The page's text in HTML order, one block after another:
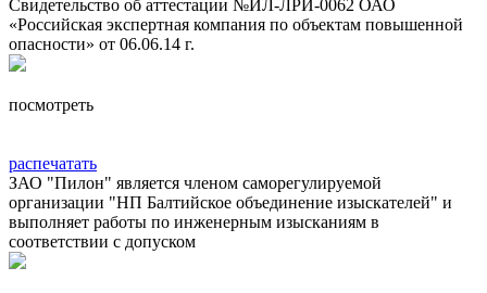
Свидетельство об аттестации №ИЛ-ЛРИ-0062 ОАО
«Российская экспертная компания по объектам повышенной
опасности» от 06.06.14 г.
посмотреть
распечатать
ЗАО "Пилон" является членом саморегулируемой
организации "НП Балтийское объединение изыскателей" и
выполняет работы по инженерным изысканиям в
соответствии с допуском